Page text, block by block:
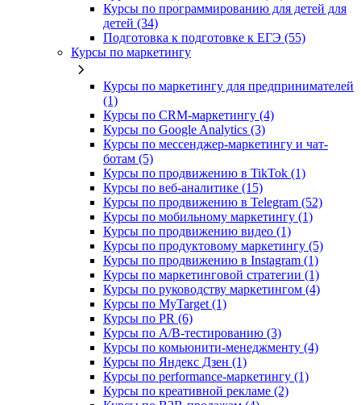
Курсы по программированию для детей для
детей (34)
Подготовка к подготовке к ЕГЭ (55)
Курсы по маркетингу
Курсы по маркетингу для предпринимателей
(1)
Курсы по CRM-маркетингу (4)
Курсы по Google Analytics (3)
Курсы по мессенджер-маркетингу и чат-
ботам (5)
Курсы по продвижению в TikTok (1)
Курсы по веб-аналитике (15)
Курсы по продвижению в Telegram (52)
Курсы по мобильному маркетингу (1)
Курсы по продвижению видео (1)
Курсы по продуктовому маркетингу (5)
Курсы по продвижению в Instagram (1)
Курсы по маркетинговой стратегии (1)
Курсы по руководству маркетингом (4)
Курсы по MyTarget (1)
Курсы по PR (6)
Курсы по A/B-тестированию (3)
Курсы по комьюнити-менеджменту (4)
Курсы по Яндекс Дзен (1)
Курсы по performance-маркетингу (1)
Курсы по креативной рекламе (2)